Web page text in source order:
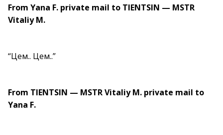
From Yana F. private mail to TIENTSIN — MSTR
Vitaliy M.
“Цем.. Цем..”
From TIENTSIN — MSTR Vitaliy M. private mail to
Yana F.